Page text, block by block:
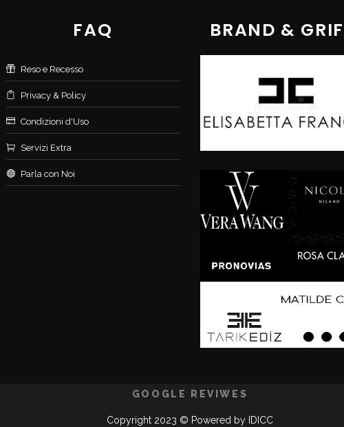
FAQ
Reso e Recesso
Privacy & Policy
Condizioni d'Uso
Servizi Extra
Parla con Noi
BRAND &
GOOGLE REVIWES
Copyright 2023 © Powered by IDICC